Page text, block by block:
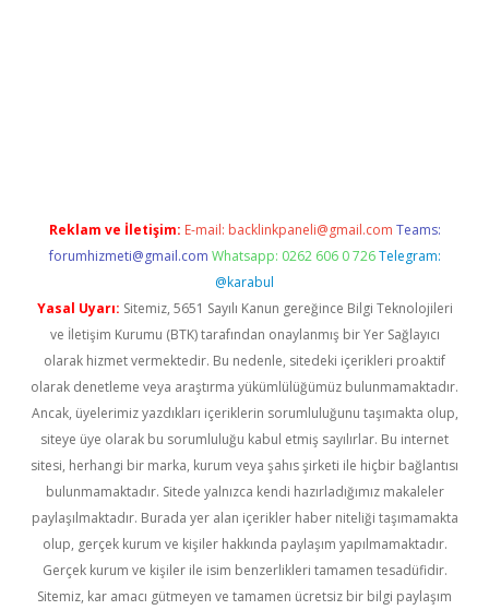
Reklam ve İletişim: E-mail: backlinkpaneli@gmail.com Teams:
forumhizmeti@gmail.com Whatsapp: 0262 606 0 726 Telegram:
@karabul
Yasal Uyarı: Sitemiz, 5651 Sayılı Kanun gereğince Bilgi Teknolojileri
ve İletişim Kurumu (BTK) tarafından onaylanmış bir Yer Sağlayıcı
olarak hizmet vermektedir. Bu nedenle, sitedeki içerikleri proaktif
olarak denetleme veya araştırma yükümlülüğümüz bulunmamaktadır.
Ancak, üyelerimiz yazdıkları içeriklerin sorumluluğunu taşımakta olup,
siteye üye olarak bu sorumluluğu kabul etmiş sayılırlar. Bu internet
sitesi, herhangi bir marka, kurum veya şahıs şirketi ile hiçbir bağlantısı
bulunmamaktadır. Sitede yalnızca kendi hazırladığımız makaleler
paylaşılmaktadır. Burada yer alan içerikler haber niteliği taşımamakta
olup, gerçek kurum ve kişiler hakkında paylaşım yapılmamaktadır.
Gerçek kurum ve kişiler ile isim benzerlikleri tamamen tesadüfidir.
Sitemiz, kar amacı gütmeyen ve tamamen ücretsiz bir bilgi paylaşım